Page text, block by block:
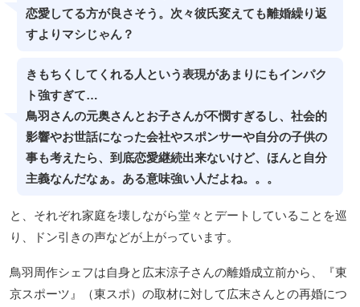
恋愛してる方が良さそう。次々彼氏変えても離婚繰り返
すよりマシじゃん？
きもちくしてくれる人という表現があまりにもインパク
ト強すぎて…
鳥羽さんの元奥さんとお子さんが不憫すぎるし、社会的
影響やお世話になった会社やスポンサーや自分の子供の
事も考えたら、到底恋愛継続出来ないけど、ほんと自分
主義なんだなぁ。ある意味強い人だよね。。。
と、それぞれ家庭を壊しながら堂々とデートしていることを巡
り、ドン引きの声などが上がっています。
鳥羽周作シェフは自身と広末涼子さんの離婚成立前から、『東
京スポーツ』（東スポ）の取材に対して広末さんとの再婚につ